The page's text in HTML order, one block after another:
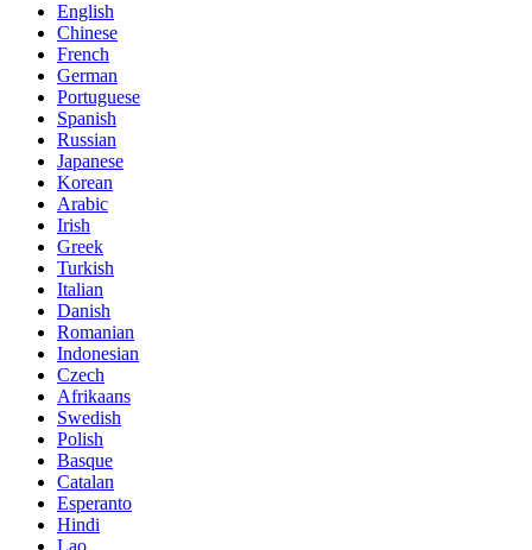
English
Chinese
French
German
Portuguese
Spanish
Russian
Japanese
Korean
Arabic
Irish
Greek
Turkish
Italian
Danish
Romanian
Indonesian
Czech
Afrikaans
Swedish
Polish
Basque
Catalan
Esperanto
Hindi